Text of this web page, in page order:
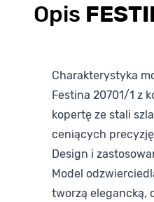
Opis
Charakterystyka
Festina 20701/1 z
kopertę ze stali
ceniących
Design i
Model
tworzą elegancką,